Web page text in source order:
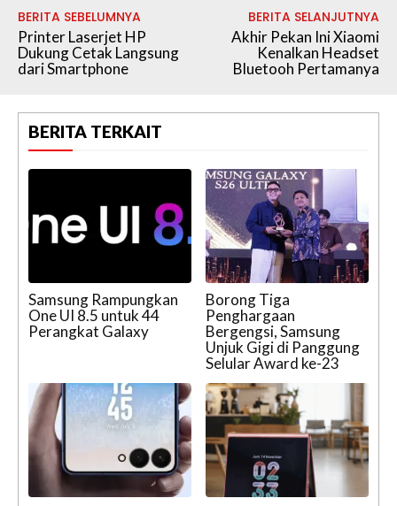
BERITA SEBELUMNYA
Printer Laserjet HP
Dukung Cetak Langsung
dari Smartphone
BERITA SELANJUTNYA
Akhir Pekan Ini Xiaomi
Kenalkan Headset
Bluetooh Pertamanya
BERITA TERKAIT
Samsung Rampungkan
One UI 8.5 untuk 44
Perangkat Galaxy
Borong Tiga
Penghargaan
Bergengsi, Samsung
Unjuk Gigi di Panggung
Selular Award ke-23